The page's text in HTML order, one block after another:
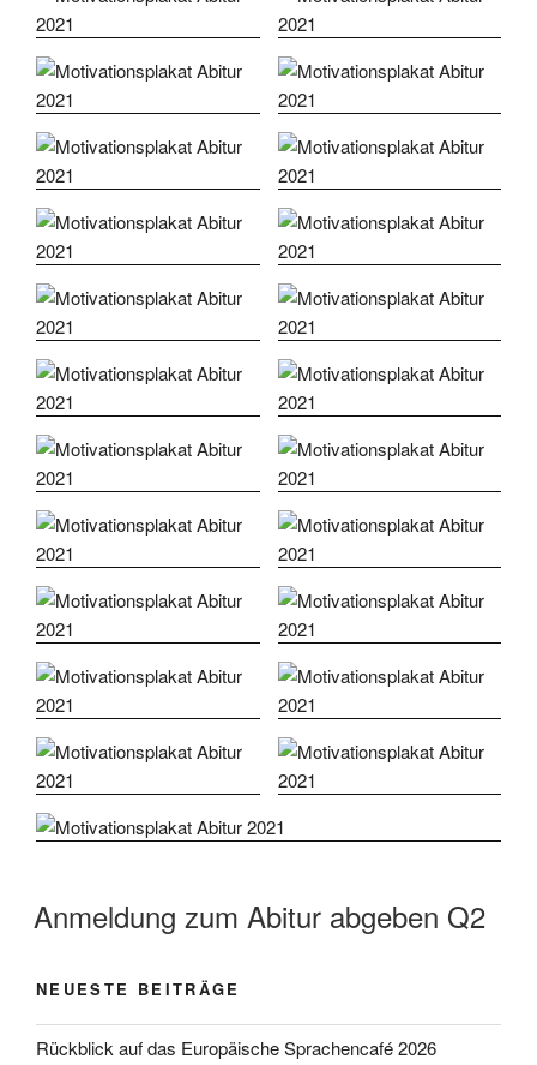
Anmeldung zum Abitur abgeben Q2
NEUESTE BEITRÄGE
Rückblick auf das Europäische Sprachencafé 2026